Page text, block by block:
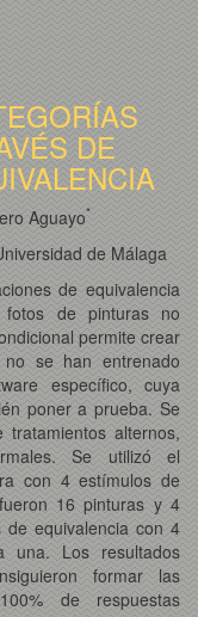
DE
Aguayo*
de Málaga
de equivalencia
fotos de pinturas no
permite crear
se han entrenado
específico, cuya
poner a prueba. Se
alternos,
Se utilizó el
con 4 estímulos de
16 pinturas y 4
de equivalencia con 4
una. Los resultados
formar las
de respuestas